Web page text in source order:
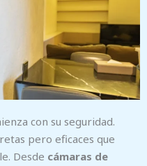
con su seguridad.
pero eficaces que
Desde cámaras de